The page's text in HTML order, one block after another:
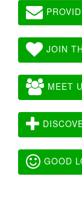
JOIN
MEET
GOOD